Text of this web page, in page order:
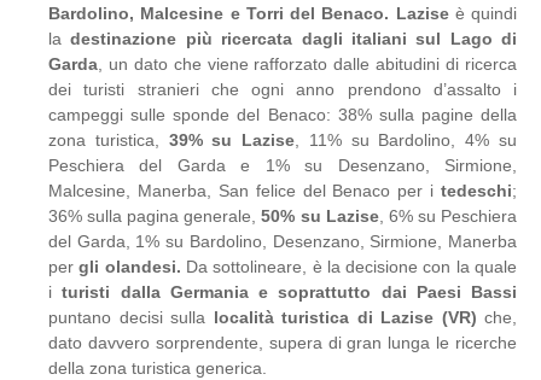
Bardolino, Malcesine e Torri del Benaco. Laziseè quindi
ladestinazione più ricercata dagli italiani sul Lago di
Garda , un dato che viene rafforzato dalle abitudini di ricerca
dei turisti stranieri che ogni anno prendono d’assalto i
campeggi sulle sponde del Benaco: 38% sulla pagine della
zona turistica, 39% su Lazise , 11% su Bardolino, 4% su
Peschiera del Garda e 1% su Desenzano, Sirmione,
Malcesine, Manerba, San felice del Benaco per i tedeschi;
36% sulla pagina generale,50% su Lazise, 6% su Peschiera
del Garda, 1% su Bardolino, Desenzano, Sirmione, Manerba
pergli olandesi. Da sottolineare, è la decisione con la quale
ituristi dalla Germania e soprattutto dai Paesi
Bassi
puntano decisi sulla località turistica di Lazise (VR) che,
dato davvero sorprendente, supera di gran lunga le ricerche
della zona turistica generica.